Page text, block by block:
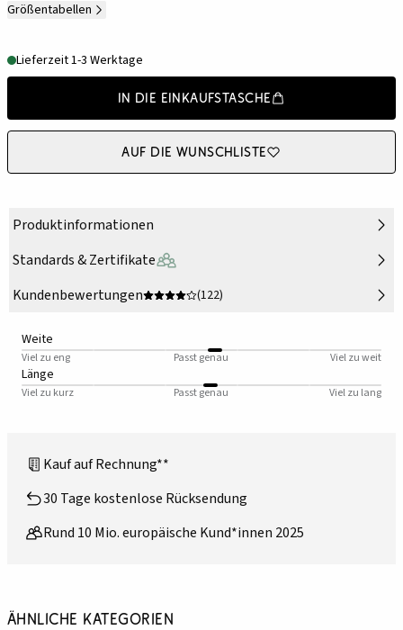
Größentabellen
Lieferzeit 1-3 Werktage
In die Einkaufstasche
Auf die Wunschliste
Produktinformationen
Standards & Zertifikate
Kundenbewertungen
(122)
Weite
Viel zu eng Passt genau Viel zu weit
Länge
Viel zu kurz Passt genau Viel zu lang
Kauf auf Rechnung**
30 Tage kostenlose Rücksendung
Rund 10 Mio. europäische Kund*innen 2025
Ähnliche Kategorien